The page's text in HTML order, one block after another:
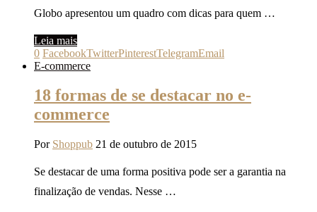
Globo apresentou um quadro com dicas para quem …
Leia mais
0 FacebookTwitterPinterestTelegramEmail
E-commerce
18 formas de se destacar no e-
commerce
Por Shoppub 21 de outubro de 2015
Se destacar de uma forma positiva pode ser a garantia na
finalização de vendas. Nesse …